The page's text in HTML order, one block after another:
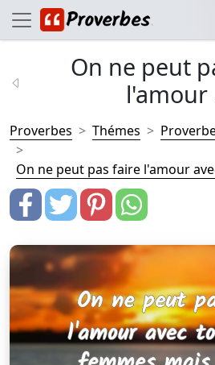
On ne peut
l'amour
Proverbes Thémes
On ne peut pas faire l'amour